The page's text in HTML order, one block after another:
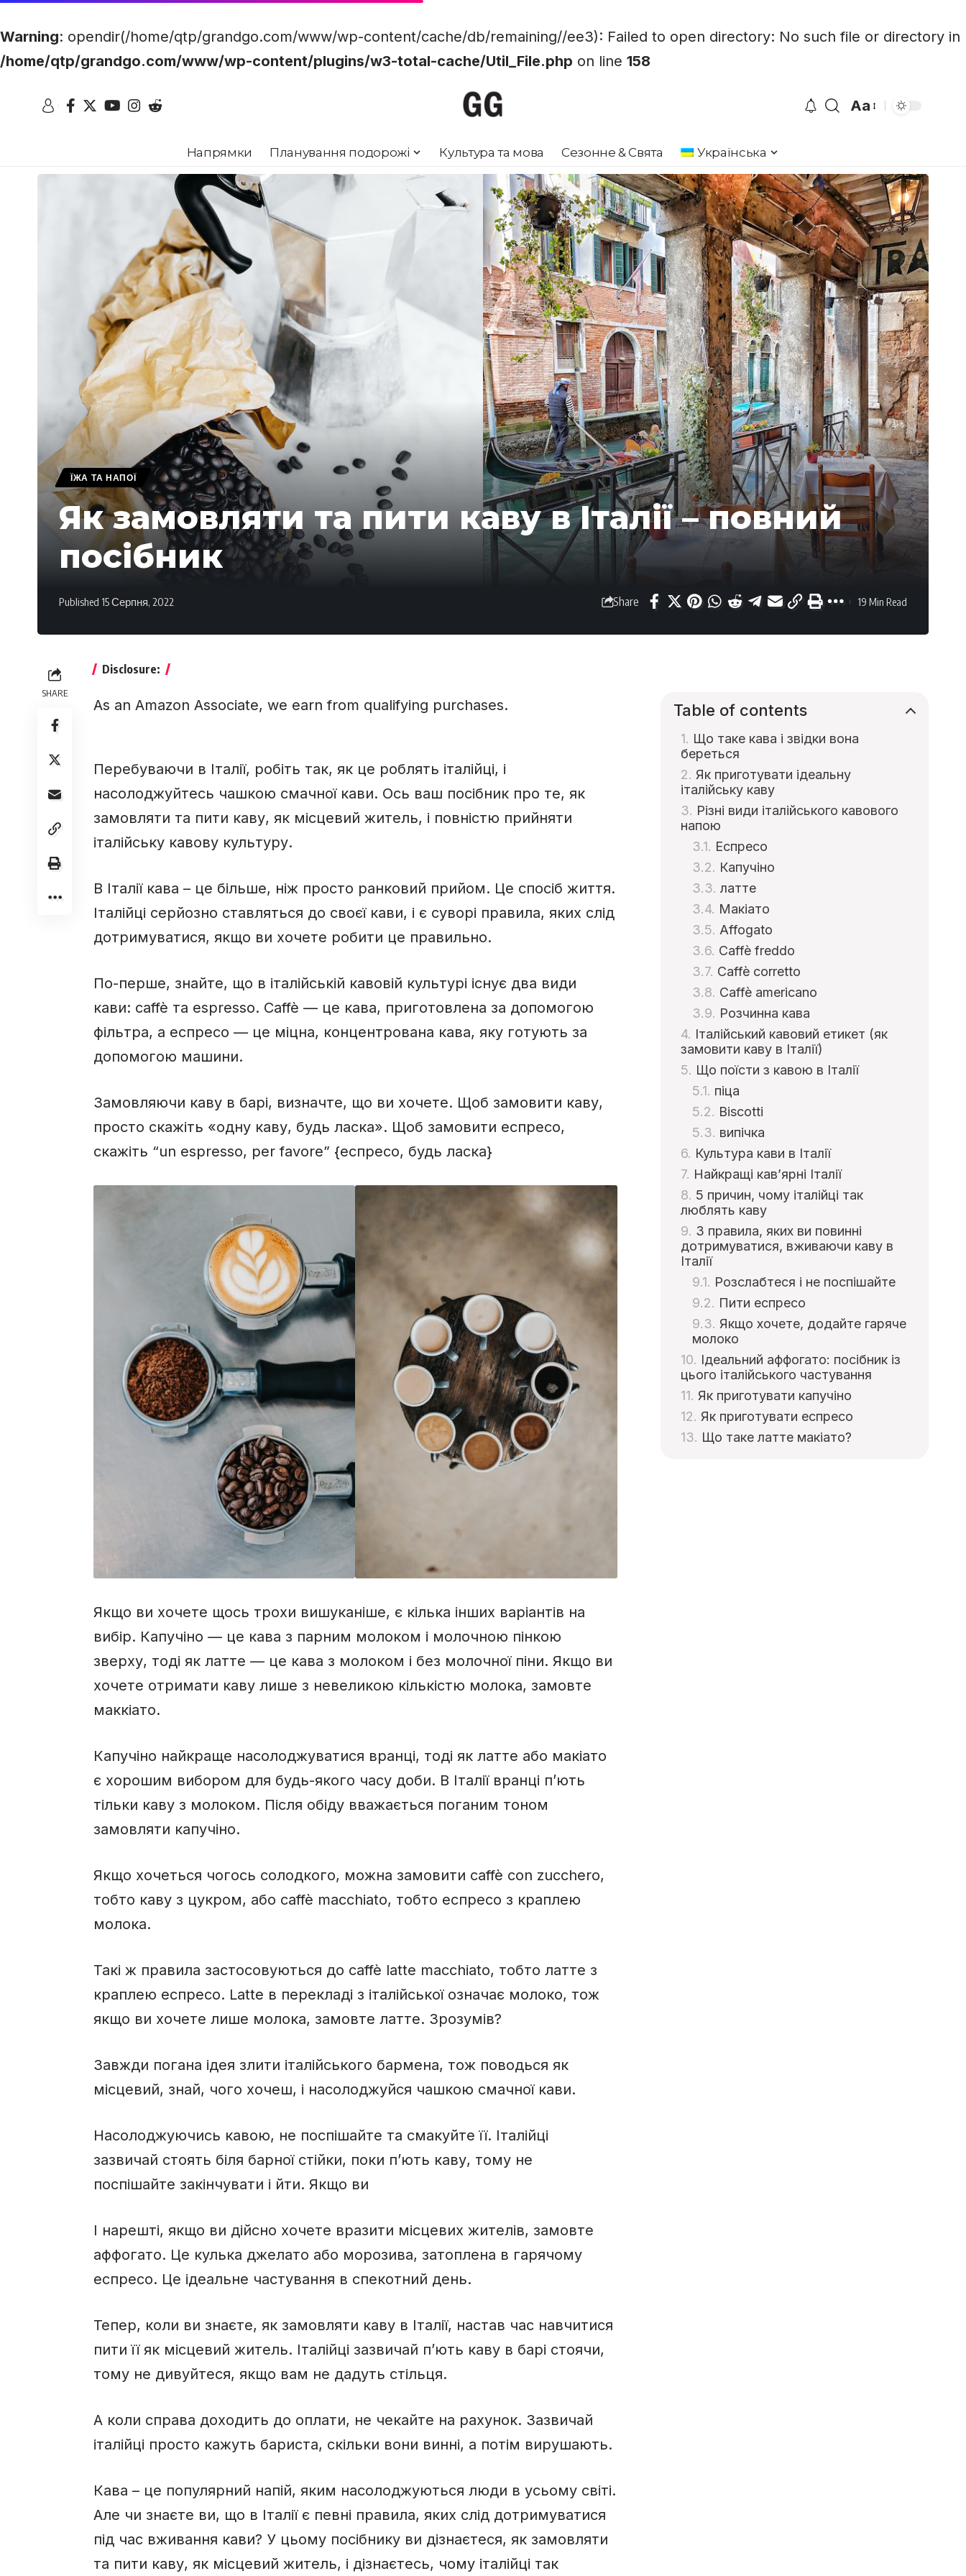
Warning: opendir(/home/qtp/grandgo.com/www/wp-content/cache/db/remaining//ee3): Failed to open directory: No such file or directory in
/home/qtp/grandgo.com/www/wp-content/plugins/w3-total-cache/Util_File.php on line 158
Aa
Напрямки Планування подорожі Культура та мова Сезонне & Свята Українська
ЇЖА ТА НАПОЇ
Як замовляти та пити каву в Італії – повний
посібник
Published 15 Серпня, 2022 Share 19 Min Read
SHARE
Disclosure:
As an Amazon Associate, we earn from qualifying purchases.
Перебуваючи в Італії, робіть так, як це роблять італійці, і
насолоджуйтесь чашкою смачної кави. Ось ваш посібник про те, як
замовляти та пити каву, як місцевий житель, і повністю прийняти
італійську кавову культуру.
В Італії кава – це більше, ніж просто ранковий прийом. Це спосіб життя.
Італійці серйозно ставляться до своєї кави, і є суворі правила, яких слід
дотримуватися, якщо ви хочете робити це правильно.
По-перше, знайте, що в італійській кавовій культурі існує два види
кави: caffè та espresso. Caffè — це кава, приготовлена за допомогою
фільтра, а еспресо — це міцна, концентрована кава, яку готують за
допомогою машини.
Замовляючи каву в барі, визначте, що ви хочете. Щоб замовити каву,
просто скажіть «одну каву, будь ласка». Щоб замовити еспресо,
скажіть “un espresso, per favore” {еспресо, будь ласка}
Якщо ви хочете щось трохи вишуканіше, є кілька інших варіантів на
вибір. Капучіно — це кава з парним молоком і молочною пінкою
зверху, тоді як латте — це кава з молоком і без молочної піни. Якщо ви
хочете отримати каву лише з невеликою кількістю молока, замовте
маккіато.
Капучіно найкраще насолоджуватися вранці, тоді як латте або макіато
є хорошим вибором для будь-якого часу доби. В Італії вранці п’ють
тільки каву з молоком. Після обіду вважається поганим тоном
замовляти капучіно.
Якщо хочеться чогось солодкого, можна замовити caffè con zucchero,
тобто каву з цукром, або caffè macchiato, тобто еспресо з краплею
молока.
Такі ж правила застосовуються до caffè latte macchiato, тобто латте з
краплею еспресо. Latte в перекладі з італійської означає молоко, тож
якщо ви хочете лише молока, замовте латте. Зрозумів?
Завжди погана ідея злити італійського бармена, тож поводься як
місцевий, знай, чого хочеш, і насолоджуйся чашкою смачної кави.
Насолоджуючись кавою, не поспішайте та смакуйте її. Італійці
зазвичай стоять біля барної стійки, поки п’ють каву, тому не
поспішайте закінчувати і йти. Якщо ви
І нарешті, якщо ви дійсно хочете вразити місцевих жителів, замовте
аффогато. Це кулька джелато або морозива, затоплена в гарячому
еспресо. Це ідеальне частування в спекотний день.
Тепер, коли ви знаєте, як замовляти каву в Італії, настав час навчитися
пити її як місцевий житель. Італійці зазвичай п’ють каву в барі стоячи,
тому не дивуйтеся, якщо вам не дадуть стільця.
А коли справа доходить до оплати, не чекайте на рахунок. Зазвичай
італійці просто кажуть бариста, скільки вони винні, а потім вирушають.
Кава – це популярний напій, яким насолоджуються люди в усьому світі.
Але чи знаєте ви, що в Італії є певні правила, яких слід дотримуватися
під час вживання кави? У цьому посібнику ви дізнаєтеся, як замовляти
та пити каву, як місцевий житель, і дізнаєтесь, чому італійці так
Table of contents
Що таке кава і звідки вона
береться
Як приготувати ідеальну
італійську каву
Різні види італійського кавового
напою
Еспресо
Капучіно
латте
Макіато
Affogato
Caffè freddo
Caffè corretto
Caffè americano
Розчинна кава
Італійський кавовий етикет (як
замовити каву в Італії)
Що поїсти з кавою в Італії
піца
Biscotti
випічка
Культура кави в Італії
Найкращі кав’ярні Італії
5 причин, чому італійці так
люблять каву
3 правила, яких ви повинні
дотримуватися, вживаючи каву в
Італії
Розслабтеся і не поспішайте
Пити еспресо
Якщо хочете, додайте гаряче
молоко
Ідеальний аффогато: посібник із
цього італійського частування
Як приготувати капучіно
Як приготувати еспресо
Що таке латте макіато?